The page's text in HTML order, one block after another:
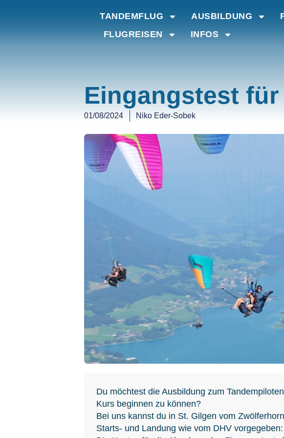
TANDEMFLUG AUSBILDUNG
FLUGREISEN
INFOS
Eingangstest
01/08/2024 Niko Eder-Sobek
Du möchtest die Ausbildung zum
Kurs beginnen zu können?
Bei uns kannst du in St. Gilgen vom
Starts- und Landung wie vom DHV vorgegeben: